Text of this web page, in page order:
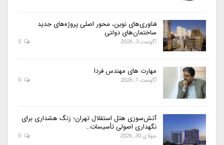
فناوری‌های نوین، محور اصلی پروژه‌های جدید
ساختمان‌های دولتی
آگوست 3, 2026
مهارت های مهندس فردا
آگوست 1, 2026
آتش‌سوزی هتل استقلال تهران؛ زنگ هشداری برای
نگهداری اصولی تأسیسات…
جولای 30, 2026